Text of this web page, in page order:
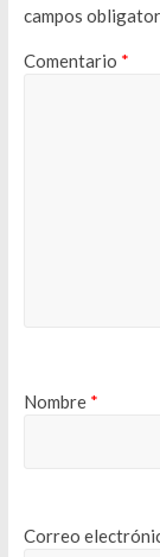
campos
Comentario *
Nombre *
Correo